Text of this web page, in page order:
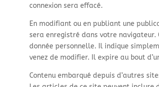
connexion sera effacé.
En modifiant ou en publiant une
sera enregistré dans votre navigateur.
donnée personnelle. Il indique
venez de modifier. Il expire au bout
Contenu embarqué depuis d’autres